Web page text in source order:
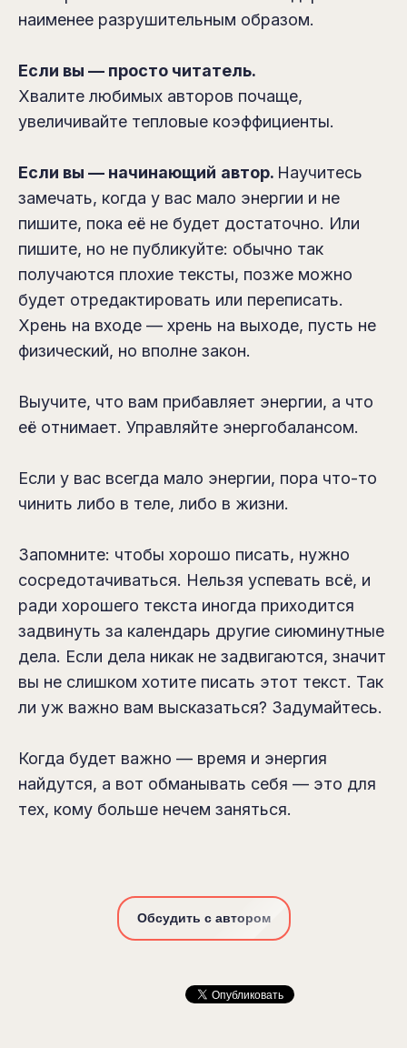
наименее разрушительным образом.
Если вы — просто читатель.
Хвалите любимых авторов почаще,
увеличивайте тепловые коэффициенты.
Если вы — начинающий автор. Научитесь
замечать, когда у вас мало энергии и не
пишите, пока её не будет достаточно. Или
пишите, но не публикуйте: обычно так
получаются плохие тексты, позже можно
будет отредактировать или переписать.
Хрень на входе — хрень на выходе, пусть не
физический, но вполне закон.
Выучите, что вам прибавляет энергии, а что
её отнимает. Управляйте энергобалансом.
Если у вас всегда мало энергии, пора что-то
чинить либо в теле, либо в жизни.
Запомните: чтобы хорошо писать, нужно
сосредотачиваться. Нельзя успевать всё, и
ради хорошего текста иногда приходится
задвинуть за календарь другие сиюминутные
дела. Если дела никак не задвигаются, значит
вы не слишком хотите писать этот текст. Так
ли уж важно вам высказаться? Задумайтесь.
Когда будет важно — время и энергия
найдутся, а вот обманывать себя — это для
тех, кому больше нечем заняться.
Обсудить с автором